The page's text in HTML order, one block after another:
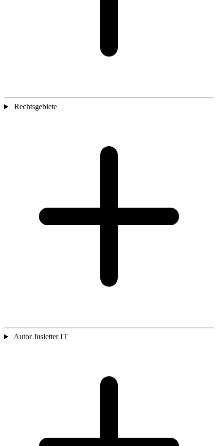
Rechtsgebiete
Autor Jusletter IT